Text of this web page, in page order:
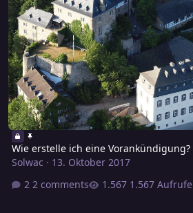
Wie erstelle ich eine Vorankündigung?
Solwac · 13. Oktober 2017
2 comments
1.567 Aufrufe